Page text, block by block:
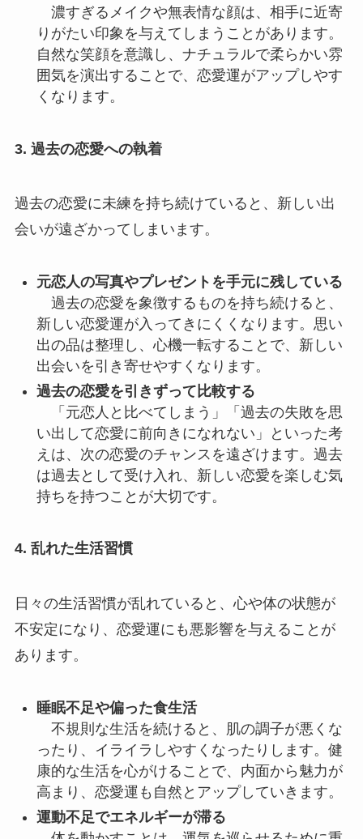
濃すぎるメイクや無表情な顔は、相手に近寄
りがたい印象を与えてしまうことがあります。
自然な笑顔を意識し、ナチュラルで柔らかい雰
囲気を演出することで、恋愛運がアップしやす
くなります。
3. 過去の恋愛への執着
過去の恋愛に未練を持ち続けていると、新しい出
会いが遠ざかってしまいます。
元恋人の写真やプレゼントを手元に残している
過去の恋愛を象徴するものを持ち続けると、
新しい恋愛運が入ってきにくくなります。思い
出の品は整理し、心機一転することで、新しい
出会いを引き寄せやすくなります。
過去の恋愛を引きずって比較する
「元恋人と比べてしまう」「過去の失敗を思
い出して恋愛に前向きになれない」といった考
えは、次の恋愛のチャンスを遠ざけます。過去
は過去として受け入れ、新しい恋愛を楽しむ気
持ちを持つことが大切です。
4. 乱れた生活習慣
日々の生活習慣が乱れていると、心や体の状態が
不安定になり、恋愛運にも悪影響を与えることが
あります。
睡眠不足や偏った食生活
不規則な生活を続けると、肌の調子が悪くな
ったり、イライラしやすくなったりします。健
康的な生活を心がけることで、内面から魅力が
高まり、恋愛運も自然とアップしていきます。
運動不足でエネルギーが滞る